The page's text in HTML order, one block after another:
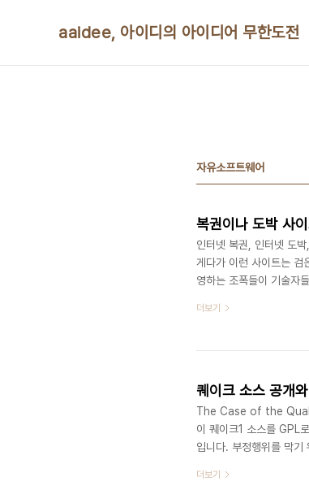
aaidee, 아이디의 아이디어 무한도전
자유소프트웨어
복권이나 도박 사
인터넷 복권, 인터넷 도
게다가 이런 사이트는 검
영하는 조폭들이 기술자
지 않으면 낙찰자, 낙찰
다고 마케팅을 하면 닫힌
더보기
퀘이크 소스 공개
The Case of the
이 퀘이크1 소스를 GPL
입니다. 부정행위를 막기
못 믿는다고 가정하에
더보기